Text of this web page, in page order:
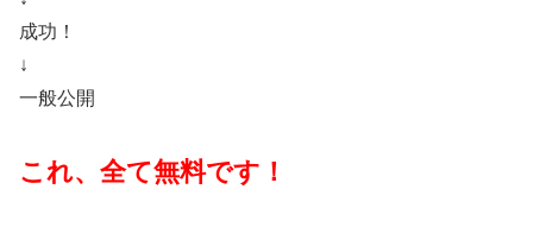
成功！
↓
一般公開
これ、全て無料です！